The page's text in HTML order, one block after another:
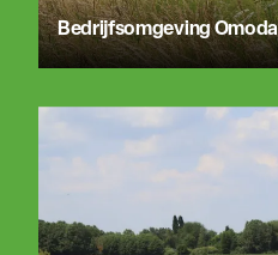
Bedrijfsomgeving Omoda